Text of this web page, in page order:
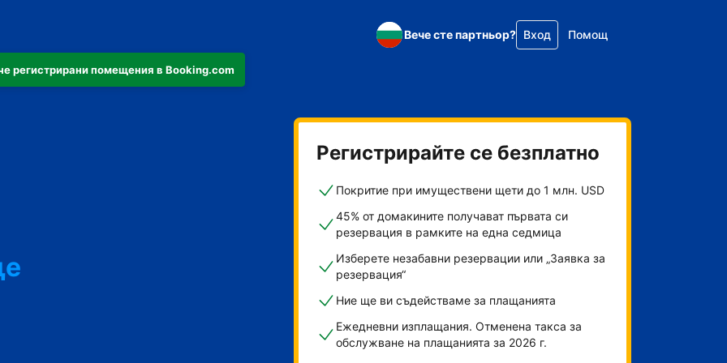
регистрирани помещения в Booking.com
Вече сте партньор? Вход Помощ
Регистрирайте се безплатно
Покритие при имуществени щети до 1 млн. USD
45% от домакините получават първата си
резервация в рамките на една седмица
Изберете незабавни резервации или „Заявка за
резервация“
Ние ще ви съдействаме за плащанията
Ежедневни изплащания. Отменена такса за
обслужване на плащанията за 2026 г.